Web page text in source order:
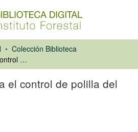
Colección Biblioteca
Lineamientos para el control de polilla del brote
el control de polilla del